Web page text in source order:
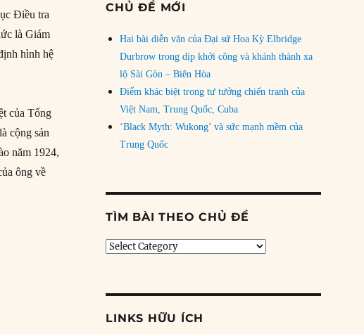
Điều tra
là Giám
hình hệ
của Tổng
cộng sản
năm 1924,
ông về
CHỦ ĐỀ MỚI
Hai bài diễn văn của Đại sứ Hoa Kỳ Elbridge
Durbrow trong dịp khởi công và khánh thành xa
lộ Sài Gòn – Biên Hòa
Điểm khác biệt trong tư tưởng chiến tranh của
Việt Nam, Trung Quốc, Cuba
‘Black Myth: Wukong’ và sức mạnh mềm của
Trung Quốc
TÌM BÀI THEO CHỦ ĐỀ
Tìm
LINKS HỮU ÍCH